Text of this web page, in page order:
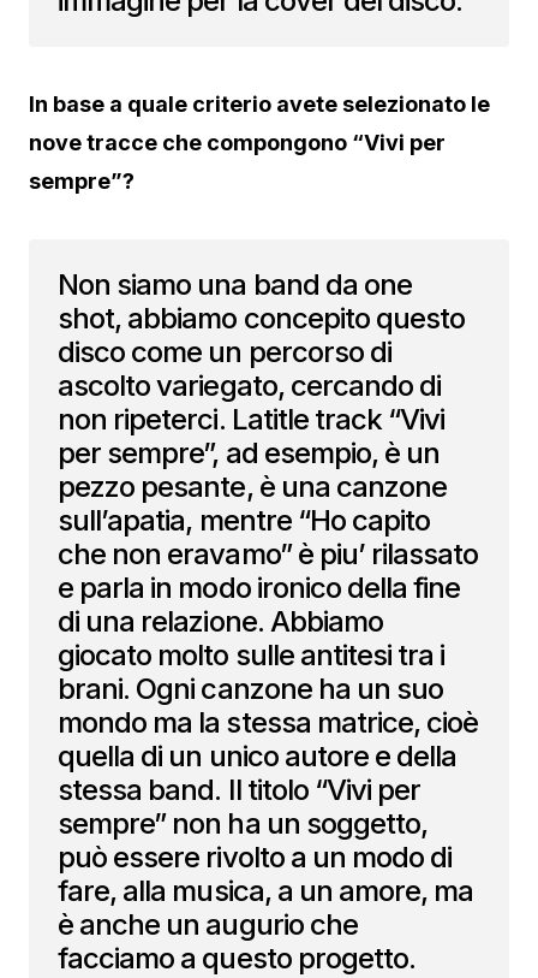
In base a quale criterio avete selezionato le
nove tracce che compongono “Vivi per
sempre”?
Non siamo una band da one
shot, abbiamo concepito questo
disco come un percorso di
ascolto variegato, cercando di
non ripeterci. Latitle track “Vivi
per sempre”, ad esempio, è un
pezzo pesante, è una canzone
sull’apatia, mentre “Ho capito
che non eravamo” è piu’ rilassato
e parla in modo ironico della fine
di una relazione. Abbiamo
giocato molto sulle antitesi tra i
brani. Ogni canzone ha un suo
mondo ma la stessa matrice, cioè
quella di un unico autore e della
stessa band. Il titolo “Vivi per
sempre” non ha un soggetto,
può essere rivolto a un modo di
fare, alla musica, a un amore, ma
è anche un augurio che
facciamo a questo progetto.